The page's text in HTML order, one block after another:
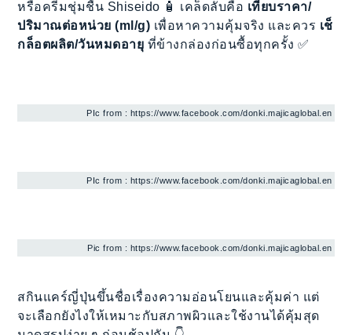
หรือครีมชุ่มชื้น Shiseido 🧴 เคล็ดลับคือ เทียบราคา/
ปริมาณต่อหน่วย (ml/g) เพื่อหาความคุ้มจริง และควร เช็
กล็อตผลิต/วันหมดอายุ ที่ข้างกล่องก่อนซื้อทุกครั้ง ✅
PIc from : https://www.facebook.com/donki.majicaglobal.en
PIc from : https://www.facebook.com/donki.majicaglobal.en
Pic from : https://www.facebook.com/donki.majicaglobal.en
สกินแคร์ญี่ปุ่นขึ้นชื่อเรื่องความอ่อนโยนและคุ้มค่า แต่
จะเลือกยังไงให้เหมาะกับสภาพผิวและใช้งานได้คุ้มสุด